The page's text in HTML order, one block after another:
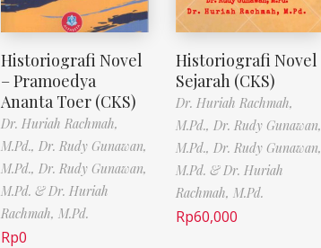
Historiografi Novel
– Pramoedya
Ananta Toer (CKS)
Dr. Huriah Rachmah,
M.Pd., Dr. Rudy Gunawan,
M.Pd., Dr. Rudy Gunawan,
M.Pd. & Dr. Huriah
Rachmah, M.Pd.
Rp0
Historiografi Novel
Sejarah (CKS)
Dr. Huriah Rachmah,
M.Pd., Dr. Rudy Gunawan,
M.Pd., Dr. Rudy Gunawan,
M.Pd. & Dr. Huriah
Rachmah, M.Pd.
Rp60,000